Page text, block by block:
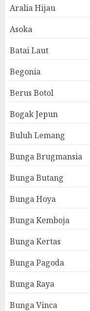
Aralia Hijau
Asoka
Batai Laut
Begonia
Berus Botol
Bogak Jepun
Buluh Lemang
Bunga Brugmansia
Bunga Butang
Bunga Hoya
Bunga Kemboja
Bunga Kertas
Bunga Pagoda
Bunga Raya
Bunga Vinca